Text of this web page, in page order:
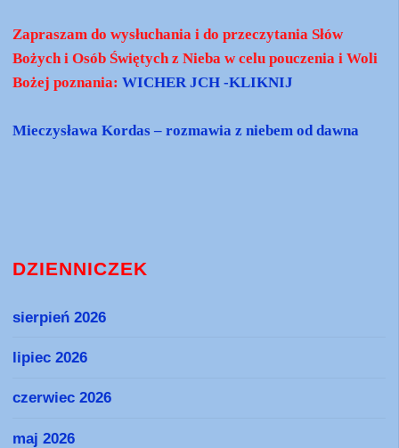
Zapraszam do wysłuchania i do przeczytania Słów
Bożych i Osób Świętych z Nieba w celu pouczenia i Woli
Bożej poznania:WICHER JCH -KLIKNIJ
Mieczysława Kordas – rozmawia z niebem od dawna
DZIENNICZEK
sierpień 2026
lipiec 2026
czerwiec 2026
maj 2026